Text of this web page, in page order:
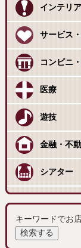
インテリ
サービス
コンビニ
医療
遊技
金融・不
シアター
キーワードでお